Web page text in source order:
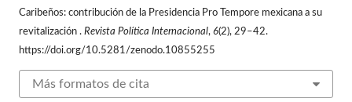
Caribeños: contribución de la Presidencia Pro Tempore mexicana a su
revitalización .Revista Política Internacional,6(2), 29–42.
https://doi.org/10.5281/zenodo.10855255
Más formatos de cita